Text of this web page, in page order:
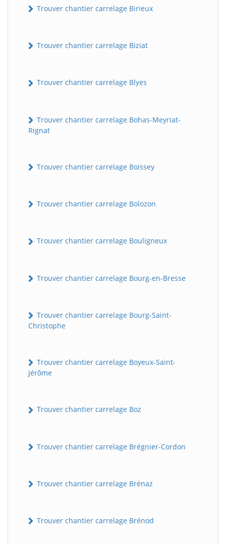
Trouver chantier carrelage Birieux
Trouver chantier carrelage Biziat
Trouver chantier carrelage Blyes
Trouver chantier carrelage Bohas-Meyriat-
Rignat
Trouver chantier carrelage Boissey
Trouver chantier carrelage Bolozon
Trouver chantier carrelage Bouligneux
Trouver chantier carrelage Bourg-en-Bresse
Trouver chantier carrelage Bourg-Saint-
Christophe
Trouver chantier carrelage Boyeux-Saint-
Jérôme
Trouver chantier carrelage Boz
Trouver chantier carrelage Brégnier-Cordon
Trouver chantier carrelage Brénaz
Trouver chantier carrelage Brénod